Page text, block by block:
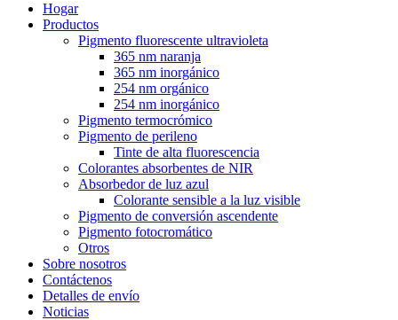
Hogar
Productos
Pigmento fluorescente ultravioleta
365 nm naranja
365 nm inorgánico
254 nm orgánico
254 nm inorgánico
Pigmento termocrómico
Pigmento de perileno
Tinte de alta fluorescencia
Colorantes absorbentes de NIR
Absorbedor de luz azul
Colorante sensible a la luz visible
Pigmento de conversión ascendente
Pigmento fotocromático
Otros
Sobre nosotros
Contáctenos
Detalles de envío
Noticias